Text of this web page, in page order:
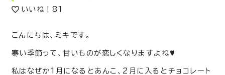
いいね！ 81
こんにちは、ミキです。
寒い季節って、甘いものが恋しくなりますよね♥
私はなぜか1月になるとあんこ、2月に入るとチョコレート